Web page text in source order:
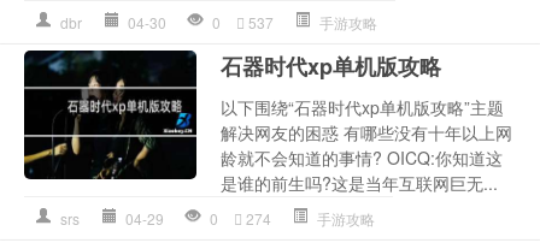
dbr 04-30 0 537 手游攻略
石器时代xp单机版攻略
以下围绕“石器时代xp单机版攻略”主题
解决网友的困惑 有哪些没有十年以上网
龄就不会知道的事情? OICQ:你知道这
是谁的前生吗?这是当年互联网巨无...
srs 04-29 0 274 手游攻略